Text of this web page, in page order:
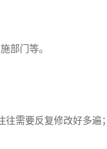
部门等。
需要反复修改好多遍；